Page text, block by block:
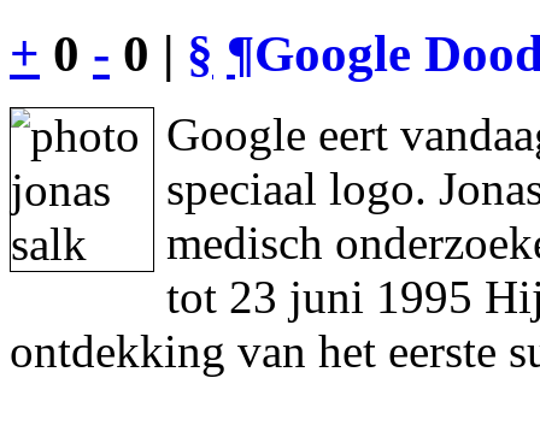
+ 0 - 0 | § ¶Google
Google eert
speciaal logo.
medisch
tot 23 juni 1995
ontdekking van het eerste